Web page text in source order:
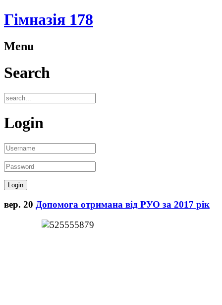
Гімназія 178
Menu
Search
Login
вер. 20 Допомога отримана від РУО за 2017 рік